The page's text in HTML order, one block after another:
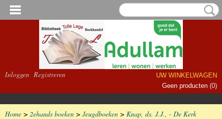
Inloggen Registreren
UW WINKELWAGEN
Geen producten (0)
Home > 2ehands boeken > Jeugdboeken > Knap, ds. J.J., - De Kerk